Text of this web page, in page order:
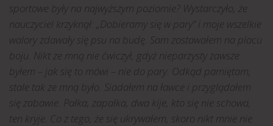
sportowe były na najwyższym poziomie? Wystarczyło, że
nauczyciel krzyknął: „Dobieramy się w pary” i moje wszelkie
walory zdawały się psu na budę. Sam zostawałem na placu
boju. Nikt ze mną nie ćwiczył, gdyż nieparzysty zawsze
byłem – jak się to mówi – nie do pary. Odkąd pamiętam,
stale tak ze mną było. Siadałem na ławce i przyglądałem
się zabawie. Pałka, zapałka, dwa kije, kto się nie schowa,
ten kryje. Co z tego, że się ukrywałem, skoro nikt mnie nie